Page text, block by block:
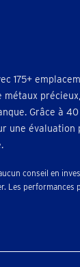
175+
métaux
Grâce à 40
une évaluation
conseil en
Les performances